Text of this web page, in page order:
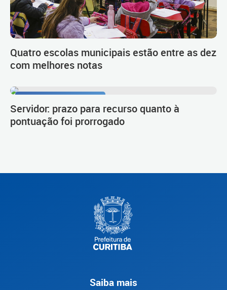
Quatro escolas municipais estão entre as dez
com melhores notas
Servidor: prazo para recurso quanto à
pontuação foi prorrogado
Saiba mais